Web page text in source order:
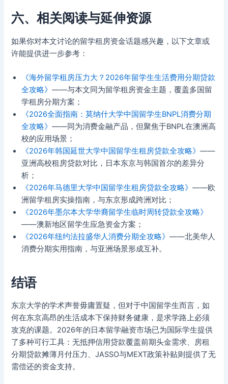
六、相关阅读与延伸资源
如果你对本文讨论的留学租房资金话题感兴趣，以下文章或
许能提供进一步参考：
《海外留学租房压力大？2026年留学生生活费用分期贷款
全攻略》——与本文同为留学租房资金主题，覆盖多国留
学租房分期方案；
《2026全面指南：莫纳什大学中国留学生BNPL消费分期
全攻略》——同为消费金融产品，但聚焦于BNPL在澳洲高
校的应用场景；
《2026年韩国延世大学中国留学生租房贷款全攻略》——
亚洲高校租房贷款对比，日本东京与韩国首尔的差异分
析；
《2026年马德里大学中国留学生租房贷款全攻略》——欧
洲留学租房实操指南，与东京形成跨洲对比；
《2026年墨尔本大学华裔留学生临时周转贷款全攻略》
——澳新地区留学生应急资金方案；
《2026年纽约法拉盛华人消费分期全攻略》——北美华人
消费分期实用指南，与亚洲场景形成互补。
结语
东京大学的学术声誉毋庸置疑，但对于中国留学生而言，如
何在东京高昂的生活成本下保持财务健康，是求学路上必须
攻克的课题。2026年的日本留学融资市场已为国际学生提供
了多种可行工具：无抵押信用贷款覆盖前期头金需求、房租
分期贷款摊薄月付压力、JASSO与MEXT政策补贴则提供了无
需偿还的资金支持。